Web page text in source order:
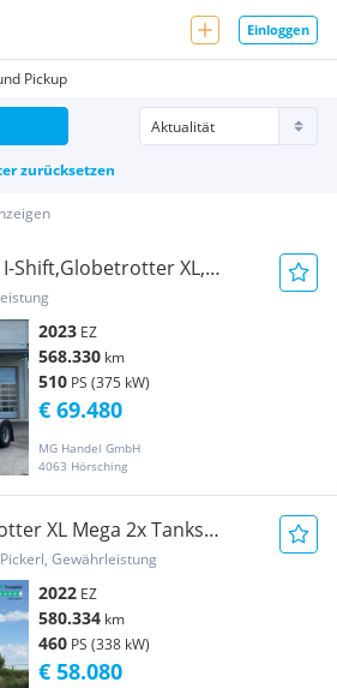
Einloggen
Pickup
zurücksetzen
I-Shift,Globetrotter XL,
2023 EZ
568.330 km
510 PS (375 kW)
MG Handel GmbH
4063 Hörsching
€ 69.480
XL Mega 2x Tanks
Gewährleistung
2022 EZ
580.334 km
460 PS (338 kW)
€ 58.080